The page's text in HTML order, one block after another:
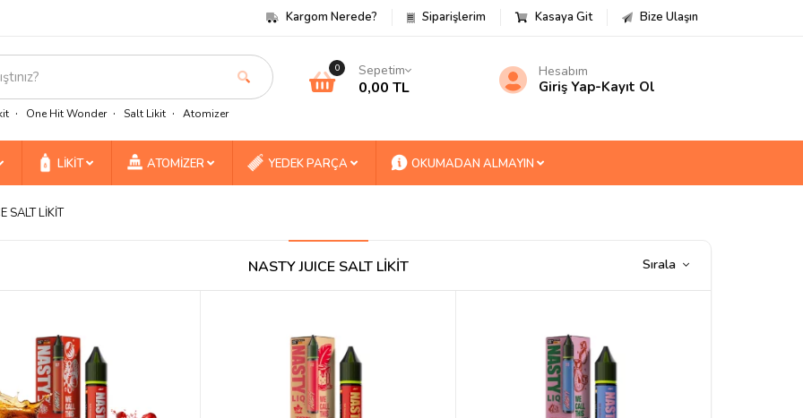
Kargom Nerede? Siparişlerim Kasaya Git Bize Ulaşın
One Hit Wonder Salt Likit Atomizer
0 Sepetim
0,00 TL
Hesabım
Giriş Yap-Kayıt Ol
LİKİT ATOMİZER YEDEK PARÇA OKUMADAN ALMAYIN
SALT LİKİT
NASTY JUICE SALT LİKİT Sırala